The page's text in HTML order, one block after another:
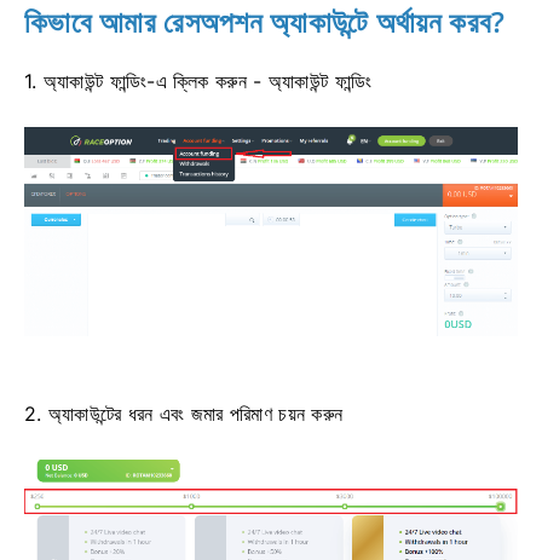
কিভাবে আমার রেসঅপশন অ্যাকাউন্টে অর্থায়ন করব?
1. অ্যাকাউন্ট ফান্ডিং-এ ক্লিক করুন - অ্যাকাউন্ট ফান্ডিং
2. অ্যাকাউন্টের ধরন এবং জমার পরিমাণ চয়ন করুন